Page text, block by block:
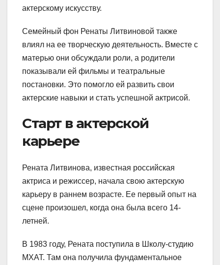
актерскому искусству.
Семейный фон Ренаты Литвиновой также
влиял на ее творческую деятельность. Вместе с
матерью они обсуждали роли, а родители
показывали ей фильмы и театральные
постановки. Это помогло ей развить свои
актерские навыки и стать успешной актрисой.
Старт в актерской
карьере
Рената Литвинова, известная российская
актриса и режиссер, начала свою актерскую
карьеру в раннем возрасте. Ее первый опыт на
сцене произошел, когда она была всего 14-
летней.
В 1983 году, Рената поступила в Школу-студию
МХАТ. Там она получила фундаментальное